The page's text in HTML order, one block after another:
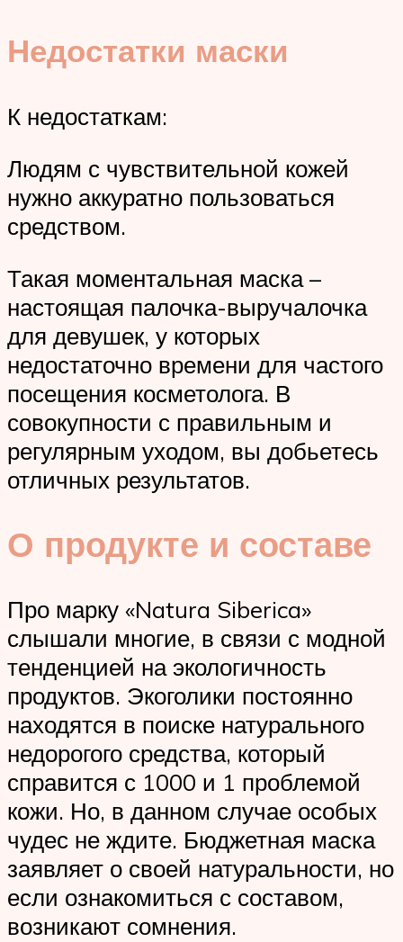
Недостатки маски
К недостаткам:
Людям с чувствительной кожей
нужно аккуратно пользоваться
средством.
Такая моментальная маска –
настоящая палочка-выручалочка
для девушек, у которых
недостаточно времени для частого
посещения косметолога. В
совокупности с правильным и
регулярным уходом, вы добьетесь
отличных результатов.
О продукте и составе
Про марку «Natura Siberica»
слышали многие, в связи с модной
тенденцией на экологичность
продуктов. Экоголики постоянно
находятся в поиске натурального
недорогого средства, который
справится с 1000 и 1 проблемой
кожи. Но, в данном случае особых
чудес не ждите. Бюджетная маска
заявляет о своей натуральности, но
если ознакомиться с составом,
возникают сомнения.